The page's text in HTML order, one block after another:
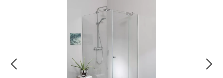
Bildergalerie überspringen